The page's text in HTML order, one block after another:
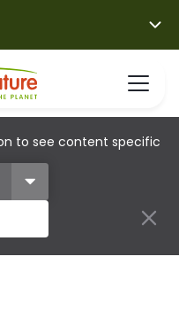
to see content specific